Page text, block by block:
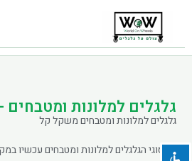
title סמן כותרות
settings צבע רקע
zoom_out זום (הקטנה)
גלגלים למלונות
גלגלים למלונות ומטבחים משקל קל
כל סוגי הגלגלים למלונות ומטבחים עכשיו